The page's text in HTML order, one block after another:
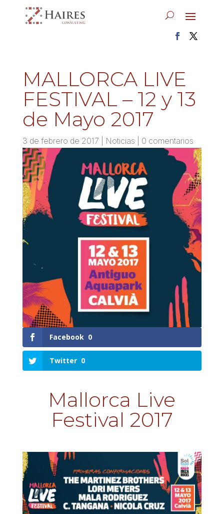
MALLORCA LIVE
FESTIVAL – 12 y 13
de Mayo 2017
3 de febrero de 2017 Noticias 0 comentarios
Facebook 0
Twitter 0
Mallorca Live
Festival 2017